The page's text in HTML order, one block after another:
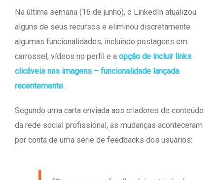
Na última semana (16 de junho), o LinkedIn atualizou
alguns de seus recursos e eliminou discretamente
algumas funcionalidades, incluindo postagens em
carrossel, vídeos no perfil e a opção de incluir links
clicáveis nas imagens – funcionalidade lançada
recentemente.
Segundo uma carta enviada aos criadores de conteúdo
da rede social profissional, as mudanças aconteceram
por conta de uma série de feedbacks dos usuários: